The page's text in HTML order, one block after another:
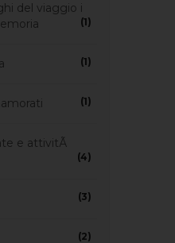
del viaggio i
(1)
(1)
(1)
e attivitÃ
(4)
(3)
(2)